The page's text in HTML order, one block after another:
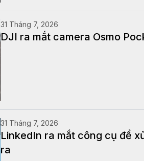
31 Tháng 7, 2026
DJI ra mắt camera Osmo
31 Tháng 7, 2026
LinkedIn ra mắt công cụ để
ra